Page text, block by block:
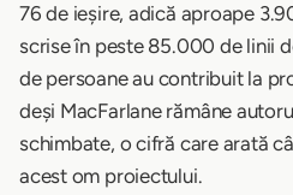
76 de ieșire, adică aproape
scrise în peste 85.000 de linii
de persoane au contribuit la
deși MacFarlane rămâne
schimbate, o cifră care arată
acest om proiectului.